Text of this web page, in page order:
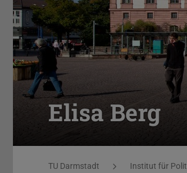
Elisa Berg
Sie befinden sich hier:
TU Darmstadt Institut für